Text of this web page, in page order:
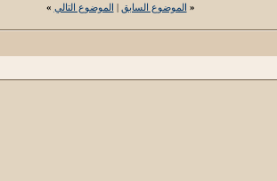
« الموضوع السابق | الموضوع التالي »